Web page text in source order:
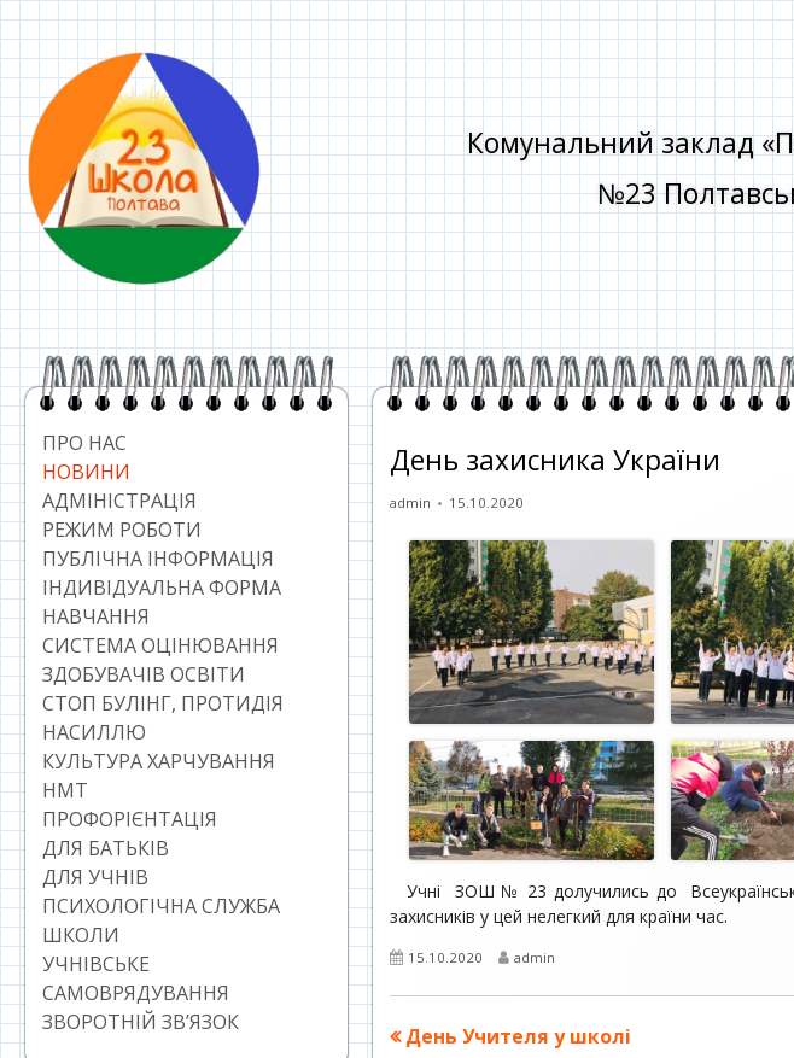
до
контенту
Комунальний заклад
№23
Головний
сайдбар
ПРО НАС
НОВИНИ
АДМІНІСТРАЦІЯ
РЕЖИМ РОБОТИ
ПУБЛІЧНА ІНФОРМАЦІЯ
ІНДИВІДУАЛЬНА ФОРМА
НАВЧАННЯ
СИСТЕМА ОЦІНЮВАННЯ
ЗДОБУВАЧІВ ОСВІТИ
СТОП БУЛІНГ, ПРОТИДІЯ
НАСИЛЛЮ
КУЛЬТУРА ХАРЧУВАННЯ
НМТ
ПРОФОРІЄНТАЦІЯ
ДЛЯ БАТЬКІВ
ДЛЯ УЧНІВ
ПСИХОЛОГІЧНА СЛУЖБА
ШКОЛИ
УЧНІВСЬКЕ
САМОВРЯДУВАННЯ
ЗВОРОТНІЙ ЗВ’ЯЗОК
День захисника України
Автор
admin Опубліковано
15.10.2020
Учні ЗОШ № 23 долучились до
захисників у цей нелегкий для країни час.
Опубліковано
15.10.2020 Автор
admin
Навігація
Попередня
День Учителя у школі